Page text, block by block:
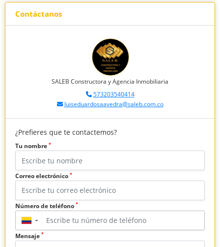
Contáctanos
SALEB Constructora y Agencia Inmobiliaria
573203540414
luiseduardosaavedra@saleb.com.co
¿Prefieres que te contactemos?
Tu nombre *
Correo electrónico *
Número de teléfono *
▼
Mensaje *